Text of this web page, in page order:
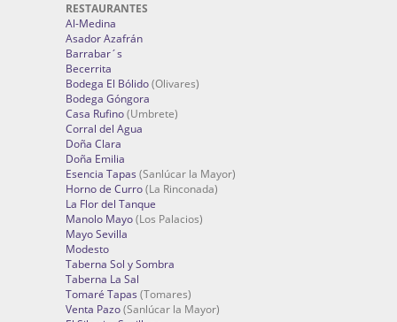
RESTAURANTES
Al-Medina
Asador Azafrán
Barrabar´s
Becerrita
Bodega El Bólido(Olivares)
Bodega Góngora
Casa Rufino(Umbrete)
Corral del Agua
Doña Clara
Doña Emilia
Esencia Tapas (Sanlúcar la Mayor)
Horno de Curro(La Rinconada)
La Flor del Tanque
Manolo Mayo(Los Palacios)
Mayo Sevilla
Modesto
Taberna Sol y Sombra
Taberna La Sal
Tomaré Tapas (Tomares)
Venta Pazo(Sanlúcar la Mayor)